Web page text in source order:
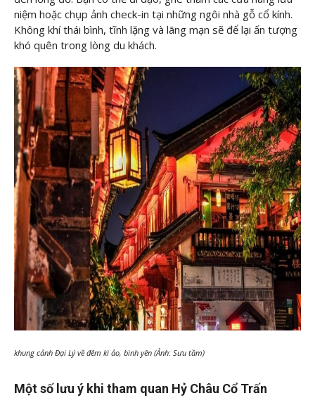
niệm hoặc chụp ảnh check-in tại những ngôi nhà gỗ cổ kính.
Không khí thái bình, tĩnh lặng và lãng mạn sẽ để lại ấn tượng
khó quên trong lòng du khách.
khung cảnh Đại Lý về đêm kì ảo, bình yên (Ảnh: Sưu tầm)
Một số lưu ý khi tham quan Hỷ Châu Cổ Trấn